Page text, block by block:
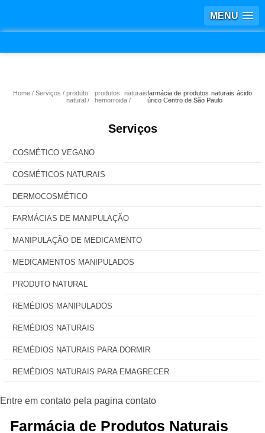
MENU
Home Serviços
produto
natural
produtos naturais
hemorroida
farmácia de produtos naturais ácido
úrico Centro de São Paulo
Serviços
COSMÉTICO VEGANO
COSMÉTICOS NATURAIS
DERMOCOSMÉTICO
FARMÁCIAS DE MANIPULAÇÃO
MANIPULAÇÃO DE MEDICAMENTO
MEDICAMENTOS MANIPULADOS
PRODUTO NATURAL
REMÉDIOS MANIPULADOS
REMÉDIOS NATURAIS
REMÉDIOS NATURAIS PARA DORMIR
REMÉDIOS NATURAIS PARA EMAGRECER
Farmácia de Produtos Naturais